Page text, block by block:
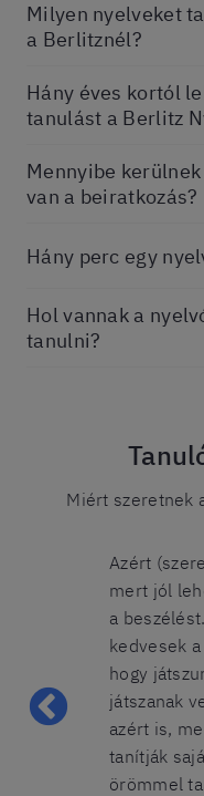
Milyen nyelveket
a Berlitznél?
Hány éves kortól
tanulást a Berlitz
Mennyibe
van a beiratkozás?
Hány perc egy
Hol vannak a
tanulni?
Miért szeretnek
Azért
mert jól
a
kedvesek
hogy
játszanak
azért is,
tanítják
örömmel